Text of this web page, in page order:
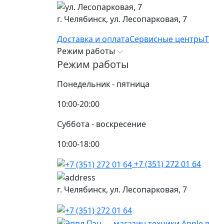
г. Челябинск, ул. Лесопарковая, 7
Доставка и оплатаСервисные центры
Режим работы
Режим работы
Понедельник - пятница
10:00-20:00
Суббота - воскресение
10:00-18:00
+7 (351) 272 01 64
г. Челябинск, ул. Лесопарковая, 7